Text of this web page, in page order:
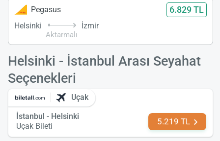
Pegasus 6.829 TL
Helsinki
Aktarmalı
İzmir
Helsinki - İstanbul Arası Seyahat
Seçenekleri
Uçak
İstanbul - Helsinki
Uçak Bileti
5.219 TL